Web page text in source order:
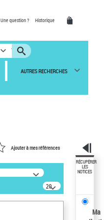
Une question ? Historique
AUTRES RECHERCHES
Ajouter à mes références
20
résultats/page
RÉCUPÉRER
LES
NOTICES
Ma